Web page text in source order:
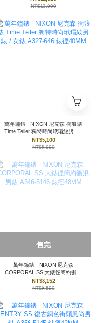
NT$13,900
萬年鐘錶 - NIXON 尼克森 衝浪錶
Time Teller 獨特時尚玳瑁紋男錶 /
女錶 A327-646 錶徑40MM
NT$5,100
NT$5,990
售完
萬年鐘錶 - NIXON 尼克森
CORPORAL SS 大錶徑簡約衝浪
男錶 A346-5146 錶徑48MM
NT$8,152
NT$9,590